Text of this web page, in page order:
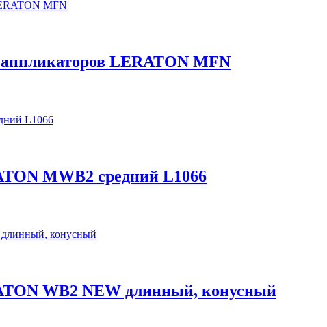
LERATON MFN
MWB2 средний L1066
WB2 NEW длинный, конусный